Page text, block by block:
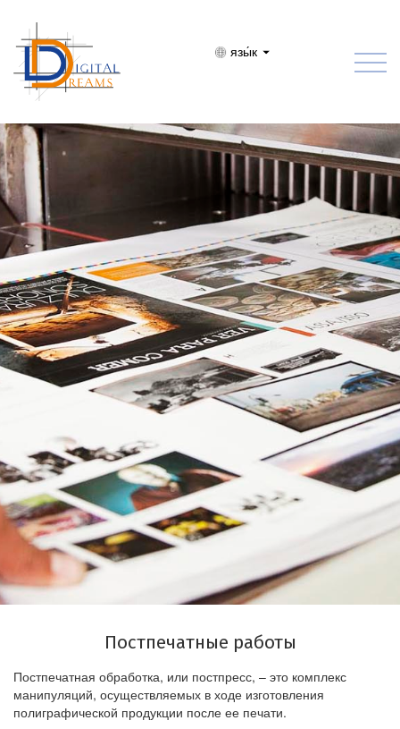
язы́к
Постпечатные работы
Постпечатная обработка, или постпресс, – это комплекс
манипуляций, осуществляемых в ходе изготовления
полиграфической продукции после ее печати.